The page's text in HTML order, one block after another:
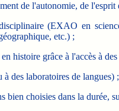
de l'autonomie, de
(EXAO en
etc.) ;
histoire grâce à l'accès à
des laboratoires de langues) ;
bien choisies dans la durée,